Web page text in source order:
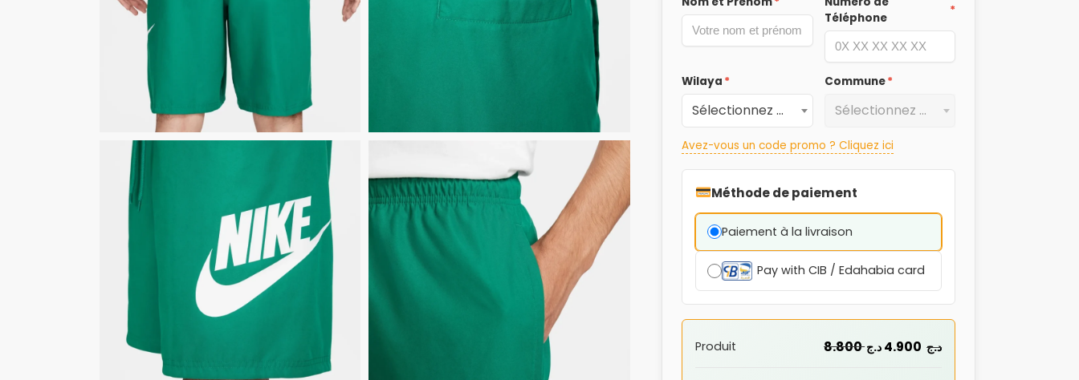
Téléphone
*
Wilaya *
Sélectionnez une Wilaya
Commune*
Sélectionnez une Commune
Avez-vous un code promo ? Cliquez ici
Méthode de paiement
Paiement à la livraison
Pay with CIB / Edahabia card
Produit 8.800 د.ج 4.900 د.ج